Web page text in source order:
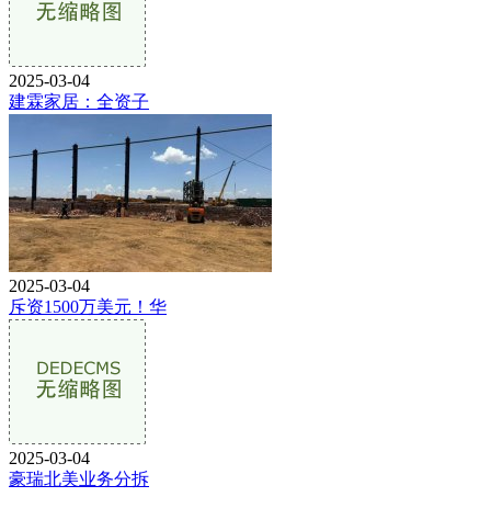
2025-03-04
建霖家居：全资子
2025-03-04
斥资1500万美元！华
2025-03-04
豪瑞北美业务分拆